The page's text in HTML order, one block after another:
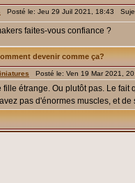
Posté le: Jeu 29 Juil 2021, 18:43
faites-vous confiance ?
devenir comme ça?
Posté le: Ven 19 Mar 2021,
fille étrange. Ou plutôt pas. Le
pas d'énormes muscles, et de